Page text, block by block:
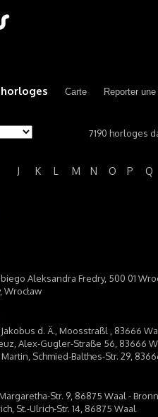
Carte Reporter
7190 horloges
J K L M N O P Q
Aleksandra Fredry, 500 01
Wrocław
d. Ä., Moosstraßl , 83666
Alex-Gugler-Straße 56, 83666
Schmied-Balthes-Str. 29,
Str. 9, 86875 Waal -
St.-Ulrich-Str. 14, 86875 Waal